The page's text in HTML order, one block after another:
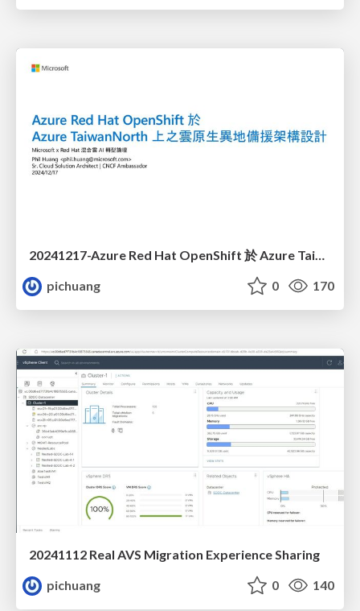
20241217-Azure Red Hat OpenShift 於 Azure TaiwanNorth 上之雲原生異地備援架構設計
pichuang
0 170
20241112 Real AVS Migration Experience Sharing
pichuang
0 140